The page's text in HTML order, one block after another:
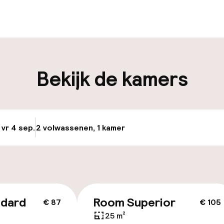
Transferservice
Bekijk de kamers
4 sep.2 volwassenen, 1 kamer
€ 87 € 105
Room Superior
25 m²